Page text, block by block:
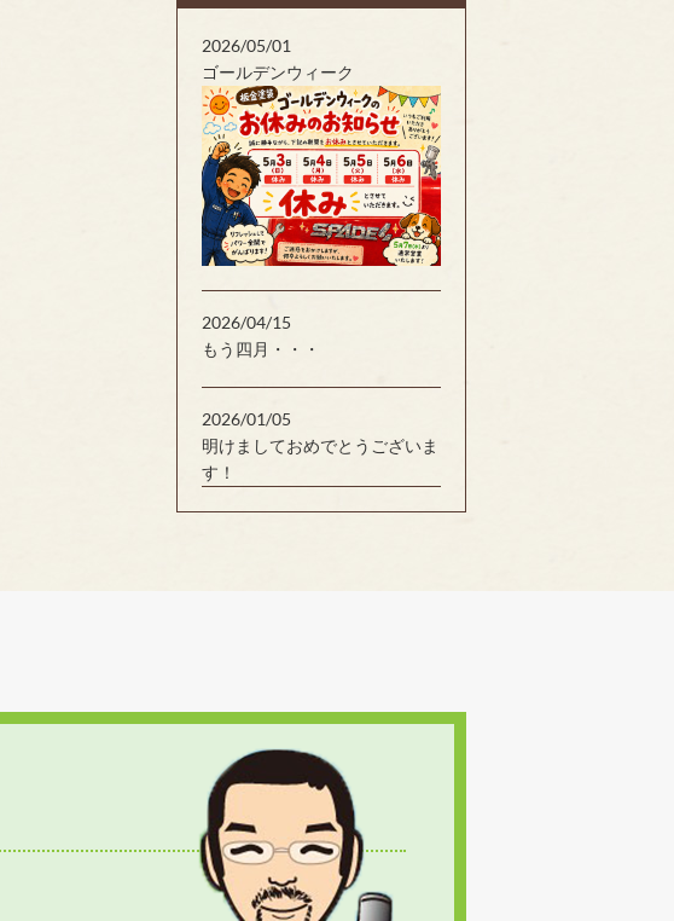
2026/05/01
ゴールデンウィーク
2026/04/15
もう四月・・・
2026/01/05
明けましておめでとうございま
す！